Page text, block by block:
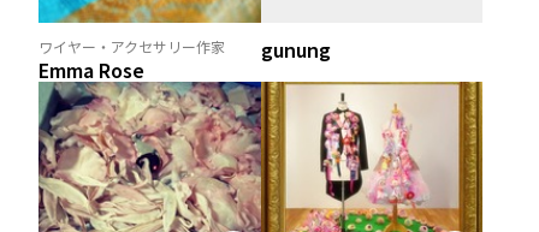
ワイヤー・アクセサリー作家
Emma Rose
gunung